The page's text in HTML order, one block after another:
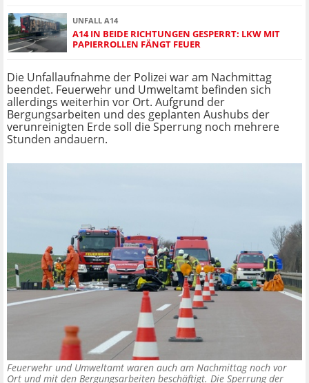
UNFALL A14
A14 IN BEIDE RICHTUNGEN GESPERRT: LKW MIT
PAPIERROLLEN FÄNGT FEUER
Die Unfallaufnahme der Polizei war am Nachmittag
beendet. Feuerwehr und Umweltamt befinden sich
allerdings weiterhin vor Ort. Aufgrund der
Bergungsarbeiten und des geplanten Aushubs der
verunreinigten Erde soll die Sperrung noch mehrere
Stunden andauern.
Feuerwehr und Umweltamt waren auch am Nachmittag noch vor
Ort und mit den Bergungsarbeiten beschäftigt. Die Sperrung der